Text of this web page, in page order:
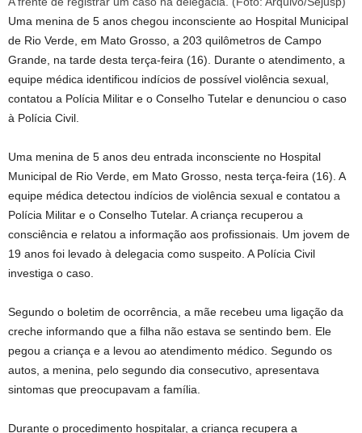
Uma menina de 5 anos chegou inconsciente ao Hospital Municipal
de Rio Verde, em Mato Grosso, a 203 quilômetros de Campo
Grande, na tarde desta terça-feira (16). Durante o atendimento, a
equipe médica identificou indícios de possível violência sexual,
contatou a Polícia Militar e o Conselho Tutelar e denunciou o caso
à Polícia Civil.
Uma menina de 5 anos deu entrada inconsciente no Hospital
Municipal de Rio Verde, em Mato Grosso, nesta terça-feira (16). A
equipe médica detectou indícios de violência sexual e contatou a
Polícia Militar e o Conselho Tutelar. A criança recuperou a
consciência e relatou a informação aos profissionais. Um jovem de
19 anos foi levado à delegacia como suspeito. A Polícia Civil
investiga o caso.
Segundo o boletim de ocorrência, a mãe recebeu uma ligação da
creche informando que a filha não estava se sentindo bem. Ele
pegou a criança e a levou ao atendimento médico. Segundo os
autos, a menina, pelo segundo dia consecutivo, apresentava
sintomas que preocupavam a família.
Durante o procedimento hospitalar, a criança recupera a